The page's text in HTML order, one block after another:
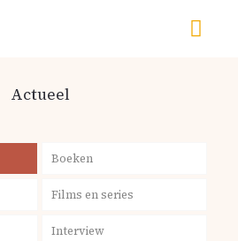
Actueel
Boeken
Films en series
Interview